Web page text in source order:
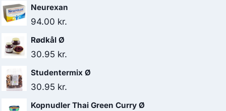
Neurexan
94.00 kr.
Rødkål Ø
30.95 kr.
Studentermix Ø
30.95 kr.
Kopnudler Thai Green Curry Ø